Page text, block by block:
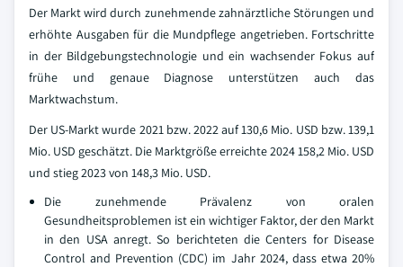
Der Markt wird durch zunehmende zahnärztliche Störungen und
erhöhte Ausgaben für die Mundpflege angetrieben. Fortschritte
in der Bildgebungstechnologie und ein wachsender Fokus auf
frühe und genaue Diagnose unterstützen auch das
Marktwachstum.
Der US-Markt wurde 2021 bzw. 2022 auf 130,6 Mio. USD bzw. 139,1
Mio. USD geschätzt. Die Marktgröße erreichte 2024 158,2 Mio. USD
und stieg 2023 von 148,3 Mio. USD.
Die zunehmende Prävalenz von oralen
Gesundheitsproblemen ist ein wichtiger Faktor, der den Markt
in den USA anregt. So berichteten die Centers for Disease
Control and Prevention (CDC) im Jahr 2024, dass etwa 20%